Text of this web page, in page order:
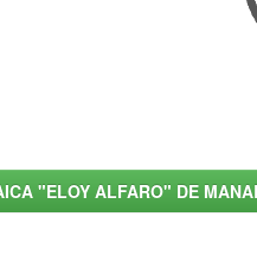
"ELOY ALFARO" DE